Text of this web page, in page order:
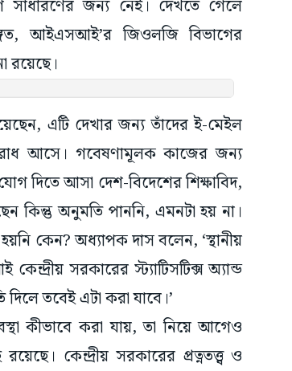
জন্য নেই। দেখতে গেলে
আইএসআই’র জিওলজি বিভাগের
রয়েছে।
এটি দেখার জন্য তাঁদের ই-মেইল
আসে। গবেষণামূলক কাজের জন্য
দিতে আসা দেশ-বিদেশের শিক্ষাবিদ,
কিন্তু অনুমতি পাননি, এমনটা হয় না।
কেন? অধ্যাপক দাস বলেন, ‘স্থানীয়
সরকারের স্ট্যাটিসটিক্স অ্যান্ড
দিলে তবেই এটা করা যাবে।’
কীভাবে করা যায়, তা নিয়ে আগেও
কেন্দ্রীয় সরকারের প্রত্নতত্ত্ব ও